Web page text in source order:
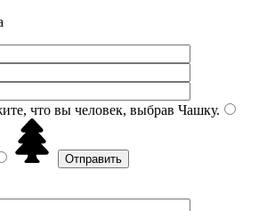
что вы человек, выбрав Чашку.